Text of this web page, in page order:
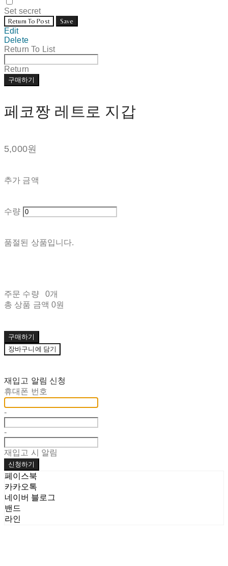
Set secret
Return To Post Save
Edit
Delete
Return To List
Return
구매하기
페코짱 레트로 지갑
5,000원
추가 금액
수량
품절된 상품입니다.
주문 수량
0개
총 상품 금액 0원
구매하기
장바구니에 담기
재입고 알림 신청
휴대폰 번호
-
-
재입고 시 알림
신청하기
페이스북
카카오톡
네이버 블로그
밴드
라인